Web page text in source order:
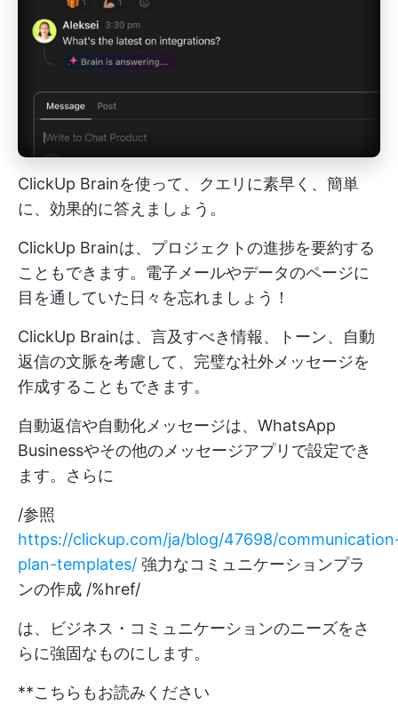
ClickUp Brainを使って、クエリに素早く、簡単
に、効果的に答えましょう。
ClickUp Brainは、プロジェクトの進捗を要約する
こともできます。電子メールやデータのページに
目を通していた日々を忘れましょう！
ClickUp Brainは、言及すべき情報、トーン、自動
返信の文脈を考慮して、完璧な社外メッセージを
作成することもできます。
自動返信や自動化メッセージは、WhatsApp
Businessやその他のメッセージアプリで設定でき
ます。さらに
/参照
https://clickup.com/ja/blog/47698/
plan-templates/ 強力なコミュニケーションプラ
ンの作成 /%href/
は、ビジネス・コミュニケーションのニーズをさ
らに強固なものにします。
**こちらもお読みください